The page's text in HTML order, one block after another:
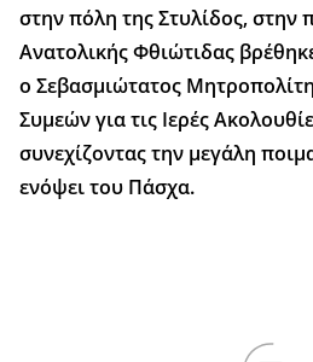
στην πόλη της Στυλίδος, στην
Ανατολικής Φθιώτιδας
ο Σεβασμιώτατος
Συμεών για τις Ιερές
συνεχίζοντας την μεγάλη
ενόψει του Πάσχα.